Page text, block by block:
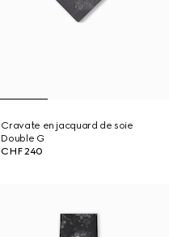
Cravate en jacquard de soie
Double G
CHF 240